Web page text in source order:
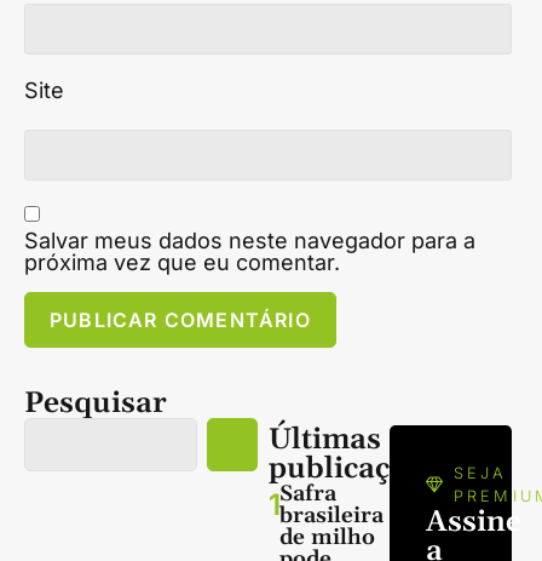
Site
Salvar meus dados neste navegador para a
próxima vez que eu comentar.
Pesquisar
Últimas
publicações
1Safra
brasileira
de milho
SEJA
Assine
a